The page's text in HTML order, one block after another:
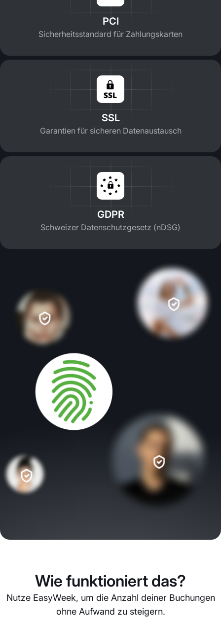
PCI
Sicherheitsstandard für Zahlungskarten
SSL
Garantien für sicheren Datenaustausch
GDPR
Schweizer Datenschutzgesetz (nDSG)
Wie funktioniert das?
Nutze EasyWeek, um die Anzahl deiner Buchungen
ohne Aufwand zu steigern.